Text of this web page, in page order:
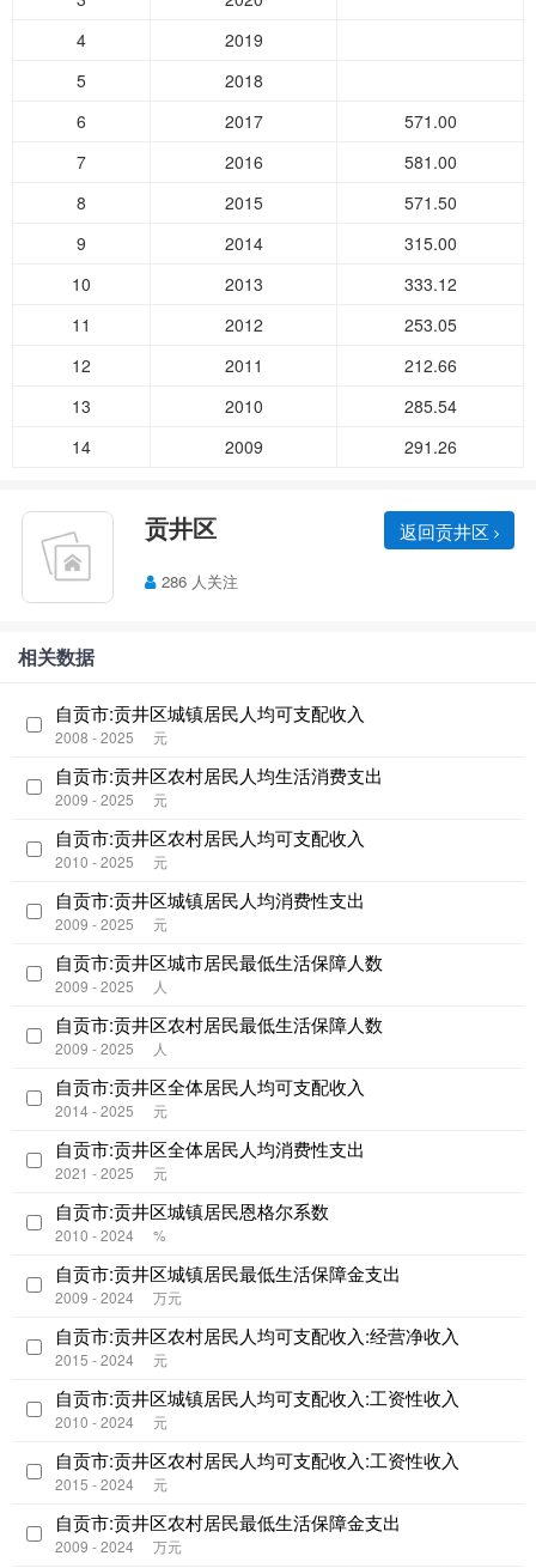
4
2019
5
2018
6
2017
571.00
7
2016
581.00
8
2015
571.50
9
2014
315.00
10
2013
333.12
11
2012
253.05
12
2011
212.66
13
2010
285.54
14
2009 291.26
贡井区 返回贡井区
286 人关注
相关数据
自贡市:贡井区城镇居民人均可支配收入
2008 - 2025 元
自贡市:贡井区农村居民人均生活消费支出
2009 - 2025 元
自贡市:贡井区农村居民人均可支配收入
2010 - 2025 元
自贡市:贡井区城镇居民人均消费性支出
2009 - 2025 元
自贡市:贡井区城市居民最低生活保障人数
2009 - 2025 人
自贡市:贡井区农村居民最低生活保障人数
2009 - 2025 人
自贡市:贡井区全体居民人均可支配收入
2014 - 2025 元
自贡市:贡井区全体居民人均消费性支出
2021 - 2025 元
自贡市:贡井区城镇居民恩格尔系数
2010 - 2024 %
自贡市:贡井区城镇居民最低生活保障金支出
2009 - 2024 万元
自贡市:贡井区农村居民人均可支配收入:经营净收入
2015 - 2024 元
自贡市:贡井区城镇居民人均可支配收入:工资性收入
2010 - 2024 元
自贡市:贡井区农村居民人均可支配收入:工资性收入
2015 - 2024 元
自贡市:贡井区农村居民最低生活保障金支出
2009 - 2024 万元